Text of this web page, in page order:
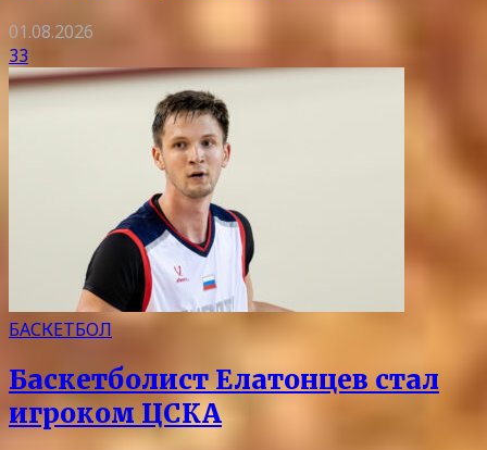
01.08.2026
33
БАСКЕТБОЛ
Баскетболист Елатонцев стал
игроком ЦСКА